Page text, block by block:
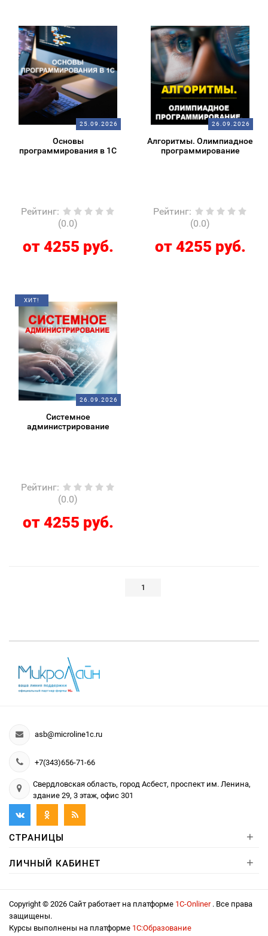
25.09.2026
Основы
программирования в 1С
Рейтинг:
(0.0)
от 4255 руб.
26.09.2026
Алгоритмы. Олимпиадное
программирование
Рейтинг:
(0.0)
от 4255 руб.
ХИТ!
26.09.2026
Системное
администрирование
Рейтинг:
(0.0)
от 4255 руб.
1
asb@microline1c.ru
+7(343)656-71-66
Свердловская область, город Асбест, проспект им. Ленина,
здание 29, 3 этаж, офис 301
СТРАНИЦЫ +
ЛИЧНЫЙ КАБИНЕТ +
Copyright © 2026 Сайт работает на платформе 1С-Onliner . Все права
защищены.
Курсы выполнены на платформе 1С:Образование